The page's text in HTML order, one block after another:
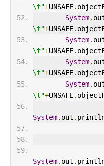
\t"+UNSAFE.
System.
\t"+UNSAFE.
System.
\t"+UNSAFE.
System.
\t"+UNSAFE.
System.
\t"+UNSAFE.
System. out .
System. out .